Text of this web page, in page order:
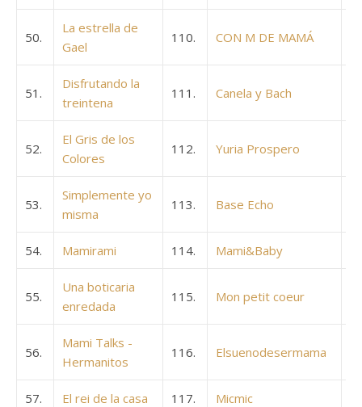
50.
La estrella de
Gael
110. CON M DE MAMÁ
51.
Disfrutando la
treintena
111. Canela y Bach
52.
El Gris de los
Colores
112. Yuria Prospero
53.
Simplemente yo
misma
113. Base Echo
54. Mamirami 114. Mami&Baby
55.
Una boticaria
enredada
115. Mon petit coeur
56.
Mami Talks -
Hermanitos
116. Elsuenodesermama
57. El rei de la casa 117. Micmic